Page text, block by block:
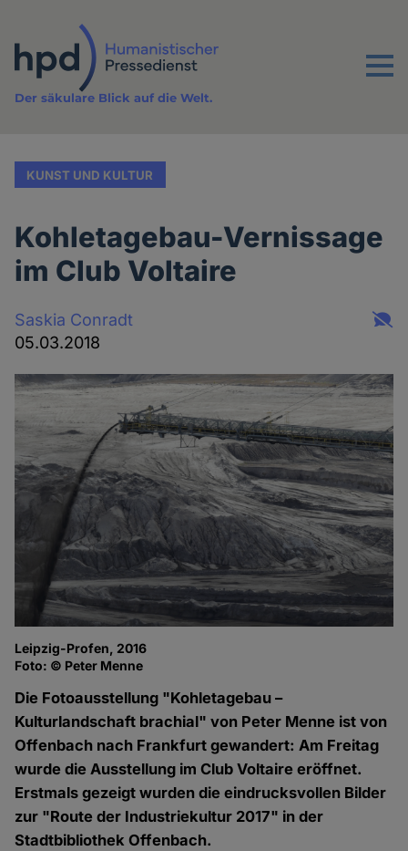
Inhalt
Menu
Der säkulare Blick auf die Welt.
KUNST UND KULTUR
Kohletagebau-Vernissage
im Club Voltaire
Saskia Conradt
05.03.2018
Leipzig-Profen, 2016
Foto: © Peter Menne
Die Fotoausstellung "Kohletagebau –
Kulturlandschaft brachial" von Peter Menne ist von
Offenbach nach Frankfurt gewandert: Am Freitag
wurde die Ausstellung im Club Voltaire eröffnet.
Erstmals gezeigt wurden die eindrucksvollen Bilder
zur "Route der Industriekultur 2017" in der
Stadtbibliothek Offenbach.